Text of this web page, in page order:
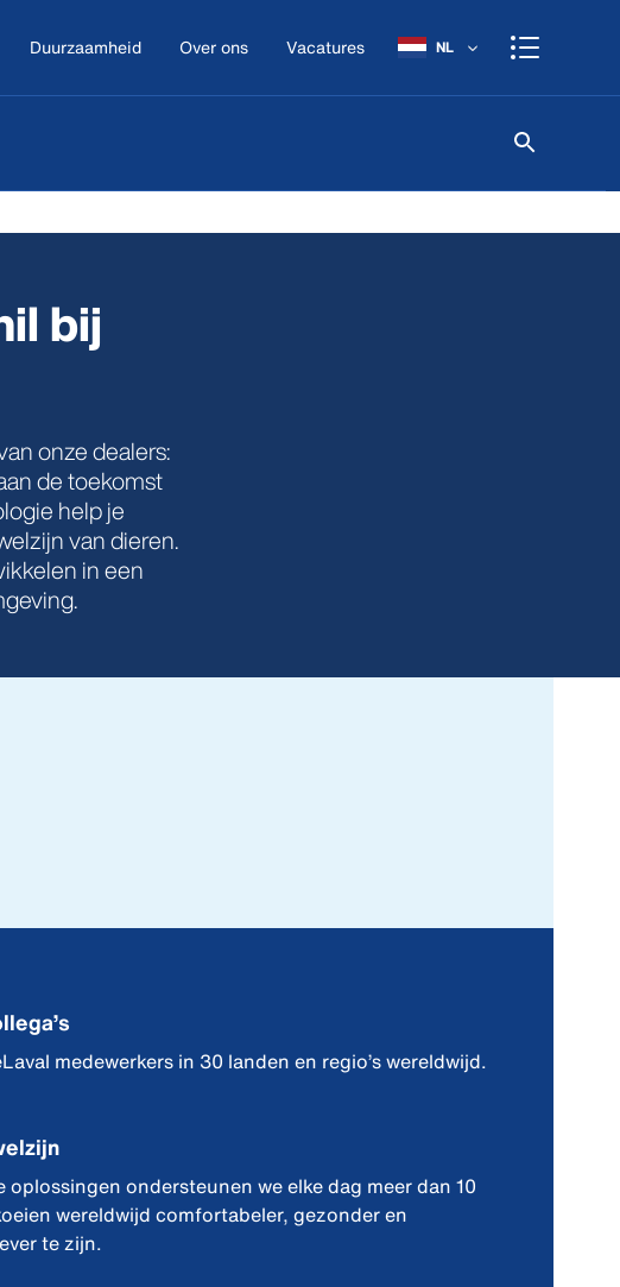
Duurzaamheid Over ons Vacatures NL
bij
onze dealers:
de toekomst
help je
van dieren.
in een
medewerkers in 30 landen en regio’s wereldwijd.
oplossingen ondersteunen we elke dag meer dan 10
wereldwijd comfortabeler, gezonder en
te zijn.